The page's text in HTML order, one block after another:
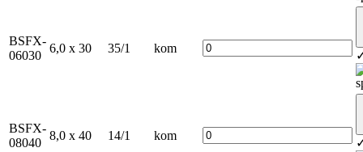
BSFX-
06030
6,0 x 30 35/1 kom
BSFX-
08040
8,0 x 40 14/1 kom